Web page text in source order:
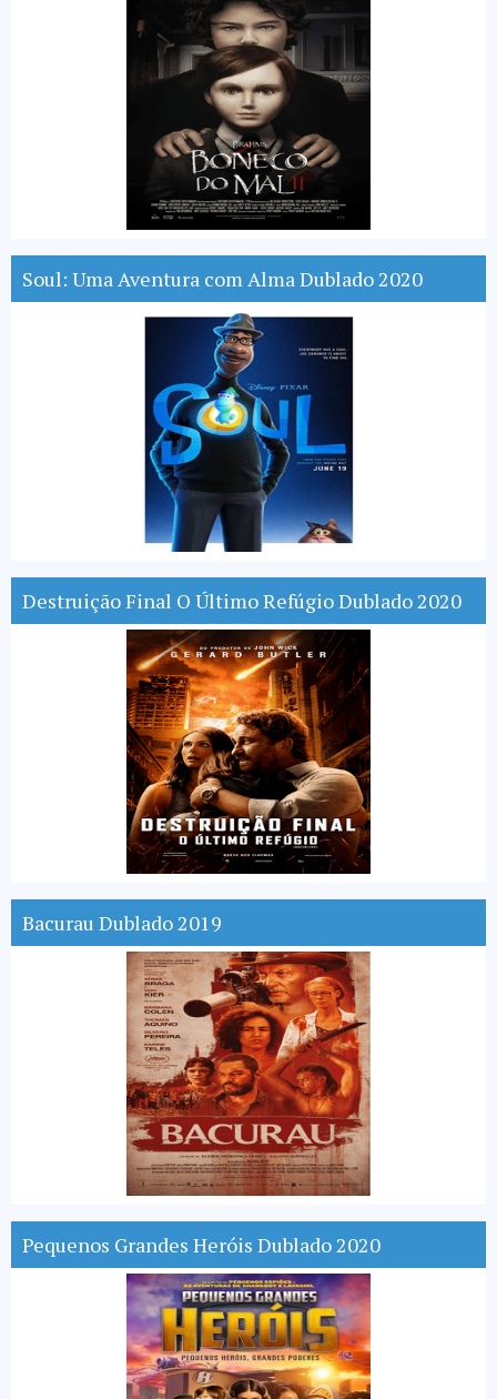
Soul: Uma Aventura com Alma Dublado 2020
Destruição Final O Último Refúgio Dublado 2020
Bacurau Dublado 2019
Pequenos Grandes Heróis Dublado 2020